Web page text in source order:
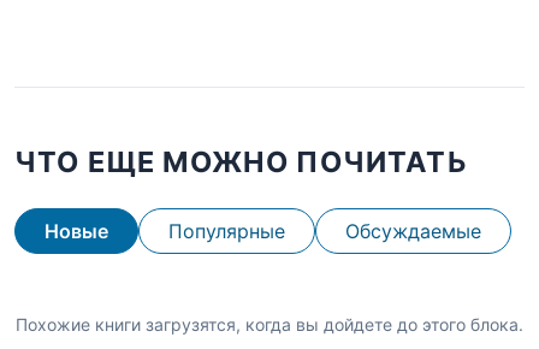
ЧТО ЕЩЕ МОЖНО ПОЧИТАТЬ
Новые Популярные Обсуждаемые
Похожие книги загрузятся, когда вы дойдете до этого блока.